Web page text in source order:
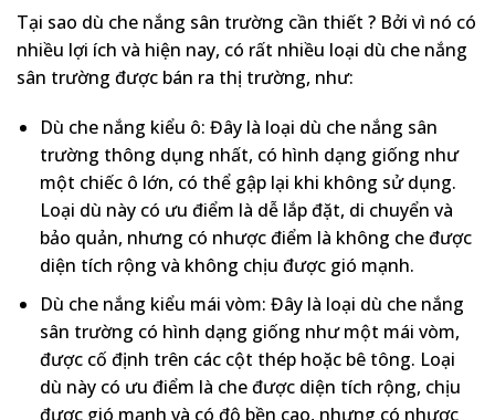
Tại sao dù che nắng sân trường cần thiết ? Bởi vì nó có
nhiều lợi ích và hiện nay, có rất nhiều loại dù che nắng
sân trường được bán ra thị trường, như:
Dù che nắng kiểu ô: Đây là loại dù che nắng sân
trường thông dụng nhất, có hình dạng giống như
một chiếc ô lớn, có thể gập lại khi không sử dụng.
Loại dù này có ưu điểm là dễ lắp đặt, di chuyển và
bảo quản, nhưng có nhược điểm là không che được
diện tích rộng và không chịu được gió mạnh.
Dù che nắng kiểu mái vòm: Đây là loại dù che nắng
sân trường có hình dạng giống như một mái vòm,
được cố định trên các cột thép hoặc bê tông. Loại
dù này có ưu điểm là che được diện tích rộng, chịu
được gió mạnh và có độ bền cao, nhưng có nhược